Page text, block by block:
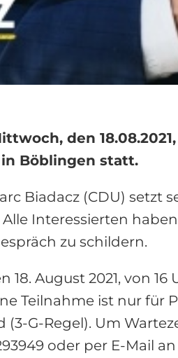
den
Böblingen statt.
Biadacz (CDU) setzt
Interessierten
zu schildern.
August 2021, von
Teilnahme ist nur für
G-Regel). Um
oder per E-Mail